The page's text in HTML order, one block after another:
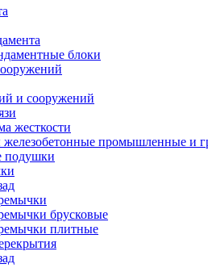
блоки
и сооружений
жесткости
промышленные и
подушки
брусковые
плитные